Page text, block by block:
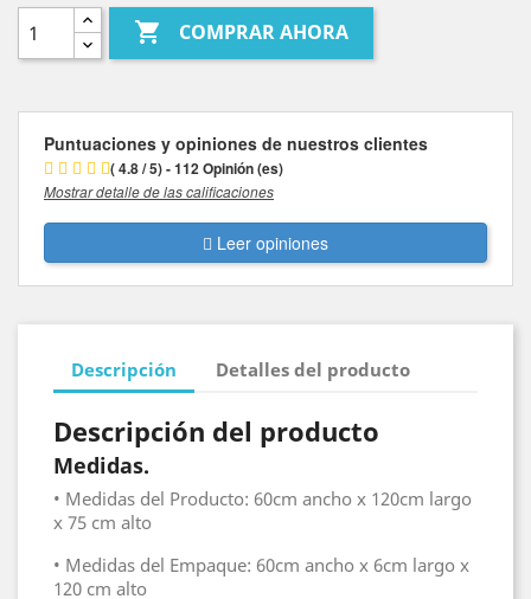
 COMPRAR AHORA
Puntuaciones y opiniones de nuestros clientes
( 4.8 / 5) - 112 Opinión (es)
Mostrar detalle de las calificaciones
Leer opiniones
Descripción Detalles del producto
Descripción del producto
Medidas.
• Medidas del Producto: 60cm ancho x 120cm largo
x 75 cm alto
• Medidas del Empaque: 60cm ancho x 6cm largo x
120 cm alto